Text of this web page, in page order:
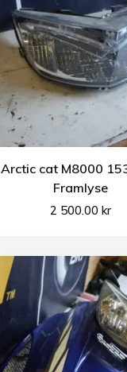
Arctic cat M8000
Framlyse
2 500.00kr